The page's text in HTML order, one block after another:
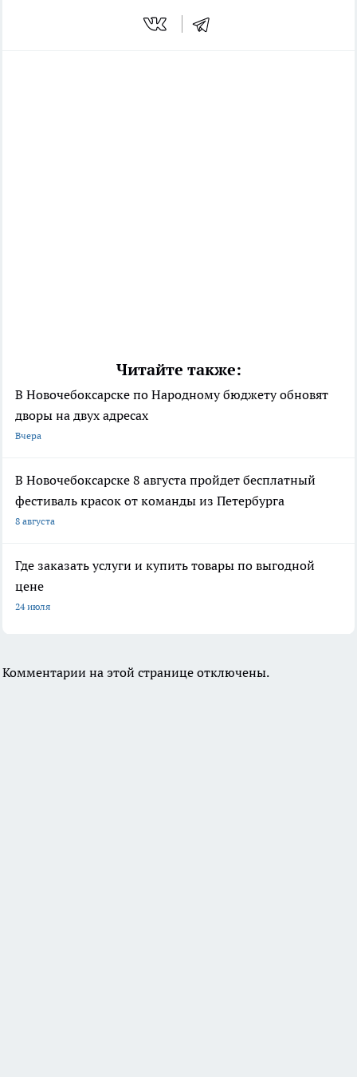
Читайте также:
В Новочебоксарске по Народному бюджету обновят
дворы на двух адресах
Вчера
В Новочебоксарске 8 августа пройдет бесплатный
фестиваль красок от команды из Петербурга
8 августа
Где заказать услуги и купить товары по выгодной
цене
24 июля
Комментарии на этой странице отключены.